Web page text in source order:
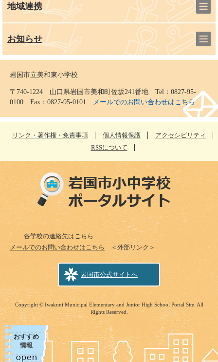
地域連携
お知らせ
岩国市立美和東小学校
〒740-1224 山口県岩国市美和町佐坂241番地 Tel：0827-95-
0100 Fax：0827-95-0101
メールでのお問い合わせはこちら
リンク・著作権・免責事項 個人情報保護
アクセシビリティ
RSSについて
各学校の連絡先はこちら
メールでのお問い合わせはこちら
＜外部リンク＞
岩国市公式サイトへ
Copyright © Iwakuni Municipal Elementary and Junior High School Portal Site. All
Rights Reserved.
おすすめ
情報